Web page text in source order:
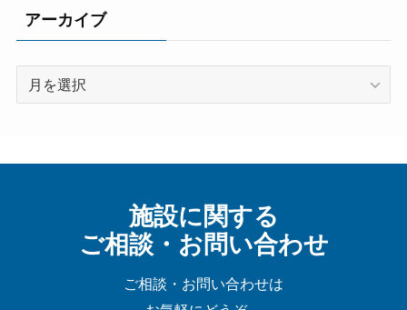
アーカイブ
ブ
施設に関する
ご相談・お問い合わせ
ご相談・お問い合わせは